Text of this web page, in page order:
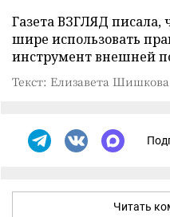
Газета ВЗГЛЯД писала,
шире использовать
инструмент внешней
Текст: Елизавета Шишкова
Читать